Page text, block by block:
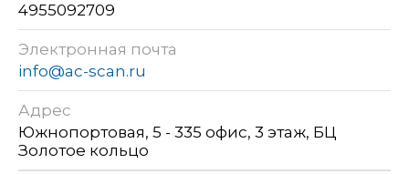
4955092709
Электронная почта
info@ac-scan.ru
Адрес
Южнопортовая, 5 - 335 офис, 3 этаж, БЦ
Золотое кольцо